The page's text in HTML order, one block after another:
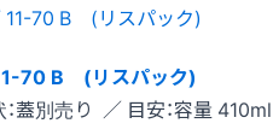
70 B (リスパック)
蓋別売り ／ 目安：容量